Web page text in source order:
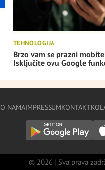
TEHNOLOGIJA
Brzo vam se prazni
Isključite ovu Google
O NAMAIMPRESSUMKONTAKT
© 2026 | Sva prava